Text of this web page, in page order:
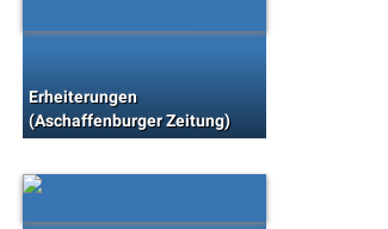
Erheiterungen
(Aschaffenburger Zeitung)